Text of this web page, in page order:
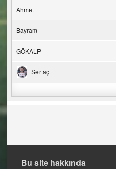
Ahmet
Bayram
GÖKALP
Sertaç
Bu site hakkında